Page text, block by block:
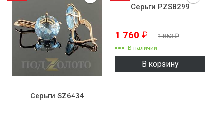
Серьги SZ6434
Серьги PZS8299
1 760 ₽ 1 853₽
В наличии
В корзину